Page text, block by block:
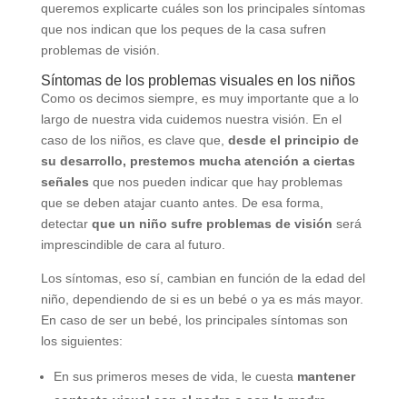
queremos explicarte cuáles son los principales síntomas
que nos indican que los peques de la casa sufren
problemas de visión.
Síntomas de los problemas visuales en los niños
Como os decimos siempre, es muy importante que a lo
largo de nuestra vida cuidemos nuestra visión. En el
caso de los niños, es clave que, desde el principio de
su desarrollo, prestemos mucha atención a ciertas
señales que nos pueden indicar que hay problemas
que se deben atajar cuanto antes. De esa forma,
detectarque un niño sufre problemas de visión será
imprescindible de cara al futuro.
Los síntomas, eso sí, cambian en función de la edad del
niño, dependiendo de si es un bebé o ya es más mayor.
En caso de ser un bebé, los principales síntomas son
los siguientes:
En sus primeros meses de vida, le cuesta mantener